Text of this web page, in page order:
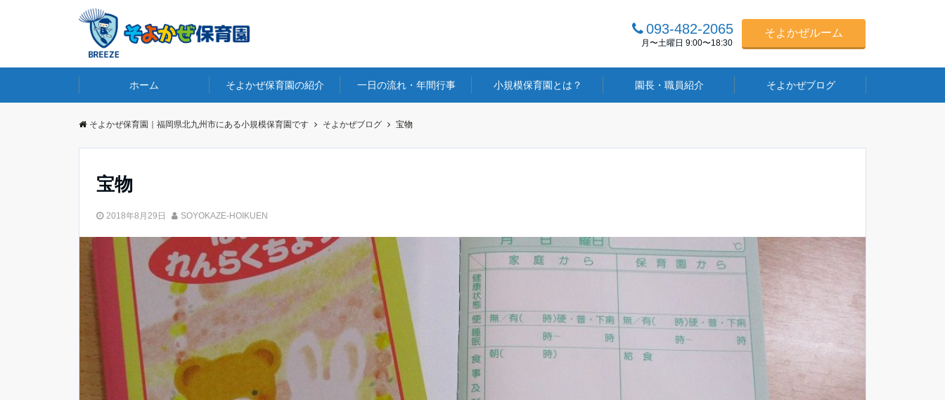
093-482-2065
月〜土曜日 9:00〜18:30
そよかぜルーム
ホーム そよかぜ保育園の紹介 一日の流れ・年間行事 小規模保育園とは？ 園長・職員紹介 そよかぜブログ
そよかぜ保育園｜福岡県北九州市にある小規模保育園です そよかぜブログ 宝物
宝物
2018年8月29日 SOYOKAZE-HOIKUEN